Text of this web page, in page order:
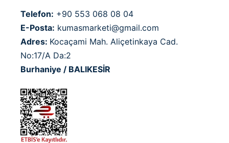
Telefon: +90 553 068 08 04
E-Posta: kumasmarketi@gmail.com
Adres: Kocaçami Mah. Aliçetinkaya Cad.
No:17/A Da:2
Burhaniye / BALIKESİR